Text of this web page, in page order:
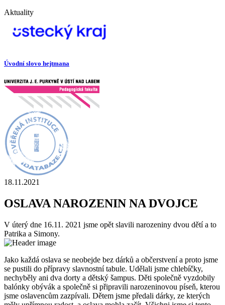
Aktuality
Úvodní slovo hejtmana
18.11.2021
OSLAVA NAROZENIN NA DVOJCE
V úterý dne 16.11. 2021 jsme opět slavili narozeniny dvou dětí a to
Patrika a Simony.
Jako každá oslava se neobejde bez dárků a občerstvení a proto jsme
se pustili do přípravy slavnostní tabule. Udělali jsme chlebíčky,
nechyběly ani dva dorty a dětský šampus. Děti společně vyzdobily
balónky obývák a společně si připravili narozeninovou píseň, kterou
jsme oslavencům zazpívali. Dětem jsme předali dárky, ze kterých